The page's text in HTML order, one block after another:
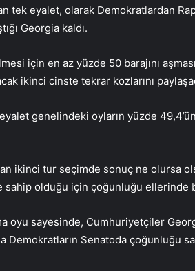
tek eyalet, olarak Demokratlardan
Georgia kaldı.
için en az yüzde 50 barajını
ikinci cinste tekrar kozlarını
genelindeki oyların yüzde
ikinci tur seçimde sonuç ne olursa
sahip olduğu için çoğunluğu ellerinde
oyu sayesinde, Cumhuriyetçiler
Demokratların Senatoda çoğunluğu